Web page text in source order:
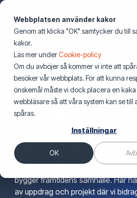
Webbplatsen använder kakor
Genom att klicka "OK" samtycker du till
kakor.
Läs mer underCookie-policy
Om du avböjer så kommer vi inte att
besöker vår webbplats. För att kunna
önskemål måste vi dock placera en kaka
webbläsare så att våra system kan se till
spåras.
Inställningar
OK
Hoppa
över
första
innehållet
Telekom
Stadsnät
Elnätsbolag
Energilösningar
infrastruktur
Datacenter
Mobilnät
Spårbunden trafik och järnväg
El &
Sub
Sub
Nyheter
Nyheter & Insikter
Uppdrag och projekt
Pressmeddelanden
Boka Vinnergi som talare
För
Nyheter & blogg
Pressmeddelanden
Webinars
Events
Boka oss som talare
Våra
och
bygger framtidens samhälle. Här
av uppdrag och projekt där vi